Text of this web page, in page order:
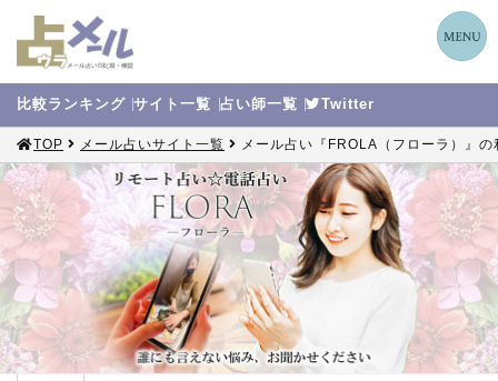
比較ランキング サイト一覧 占い師一覧 Twitter
TOP メール占いサイト一覧 メール占い『FROLA（フローラ）』